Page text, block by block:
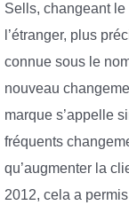
Sells, changeant
l’étranger, plus
connue sous le
nouveau
marque s’appelle
fréquents
qu’augmenter la
2012, cela a